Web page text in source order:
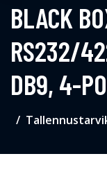
BLACK
RS232/
DB9, 4-